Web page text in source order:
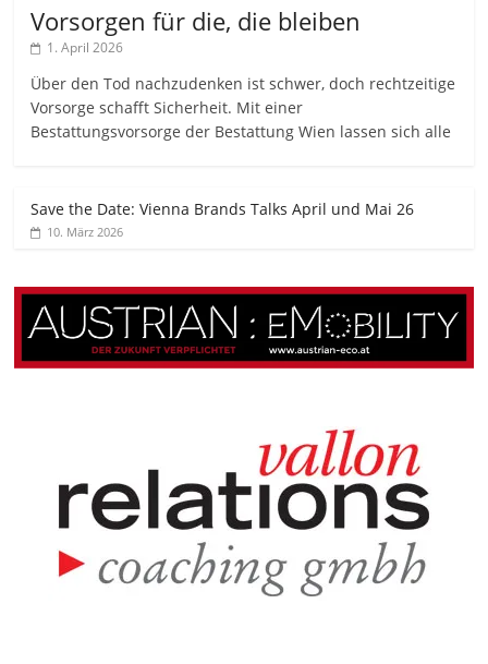
Vorsorgen für die, die bleiben
1. April 2026
Über den Tod nachzudenken ist schwer, doch rechtzeitige
Vorsorge schafft Sicherheit. Mit einer
Bestattungsvorsorge der Bestattung Wien lassen sich alle
Save the Date: Vienna Brands Talks April und Mai 26
10. März 2026